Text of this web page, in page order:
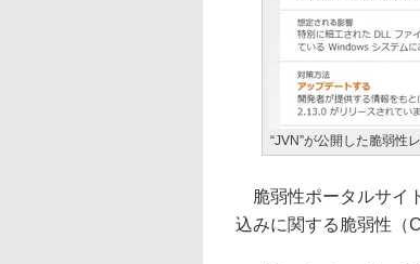
“JVN”が公開した脆弱性
脆弱性ポータルサイ
込みに関する脆弱性（